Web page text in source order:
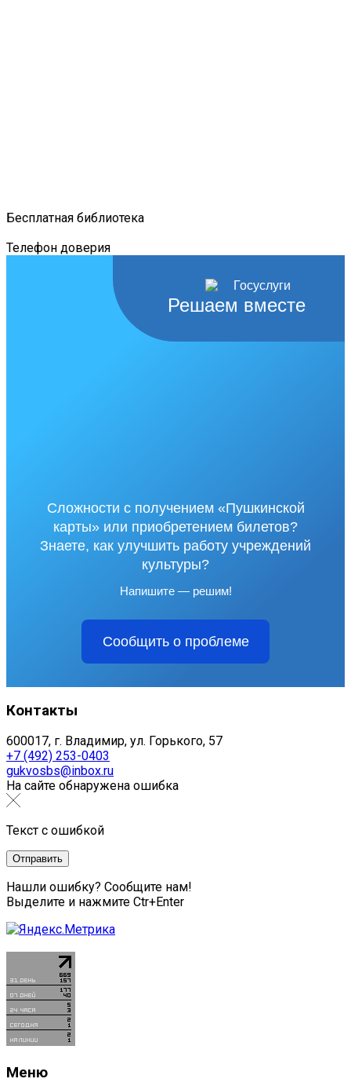
Бесплатная библиотека
Телефон доверия
Решаем вместе
Сложности с получением «Пушкинской
карты» или приобретением билетов?
Знаете, как улучшить работу учреждений
культуры?
Напишите — решим!
Сообщить о проблеме
Контакты
600017, г. Владимир, ул. Горького, 57
+7 (492) 253-0403
gukvosbs@inbox.ru
На сайте обнаружена ошибка
Текст с ошибкой
Нашли ошибку? Сообщите нам!
Выделите и нажмите Ctr+Enter
Меню